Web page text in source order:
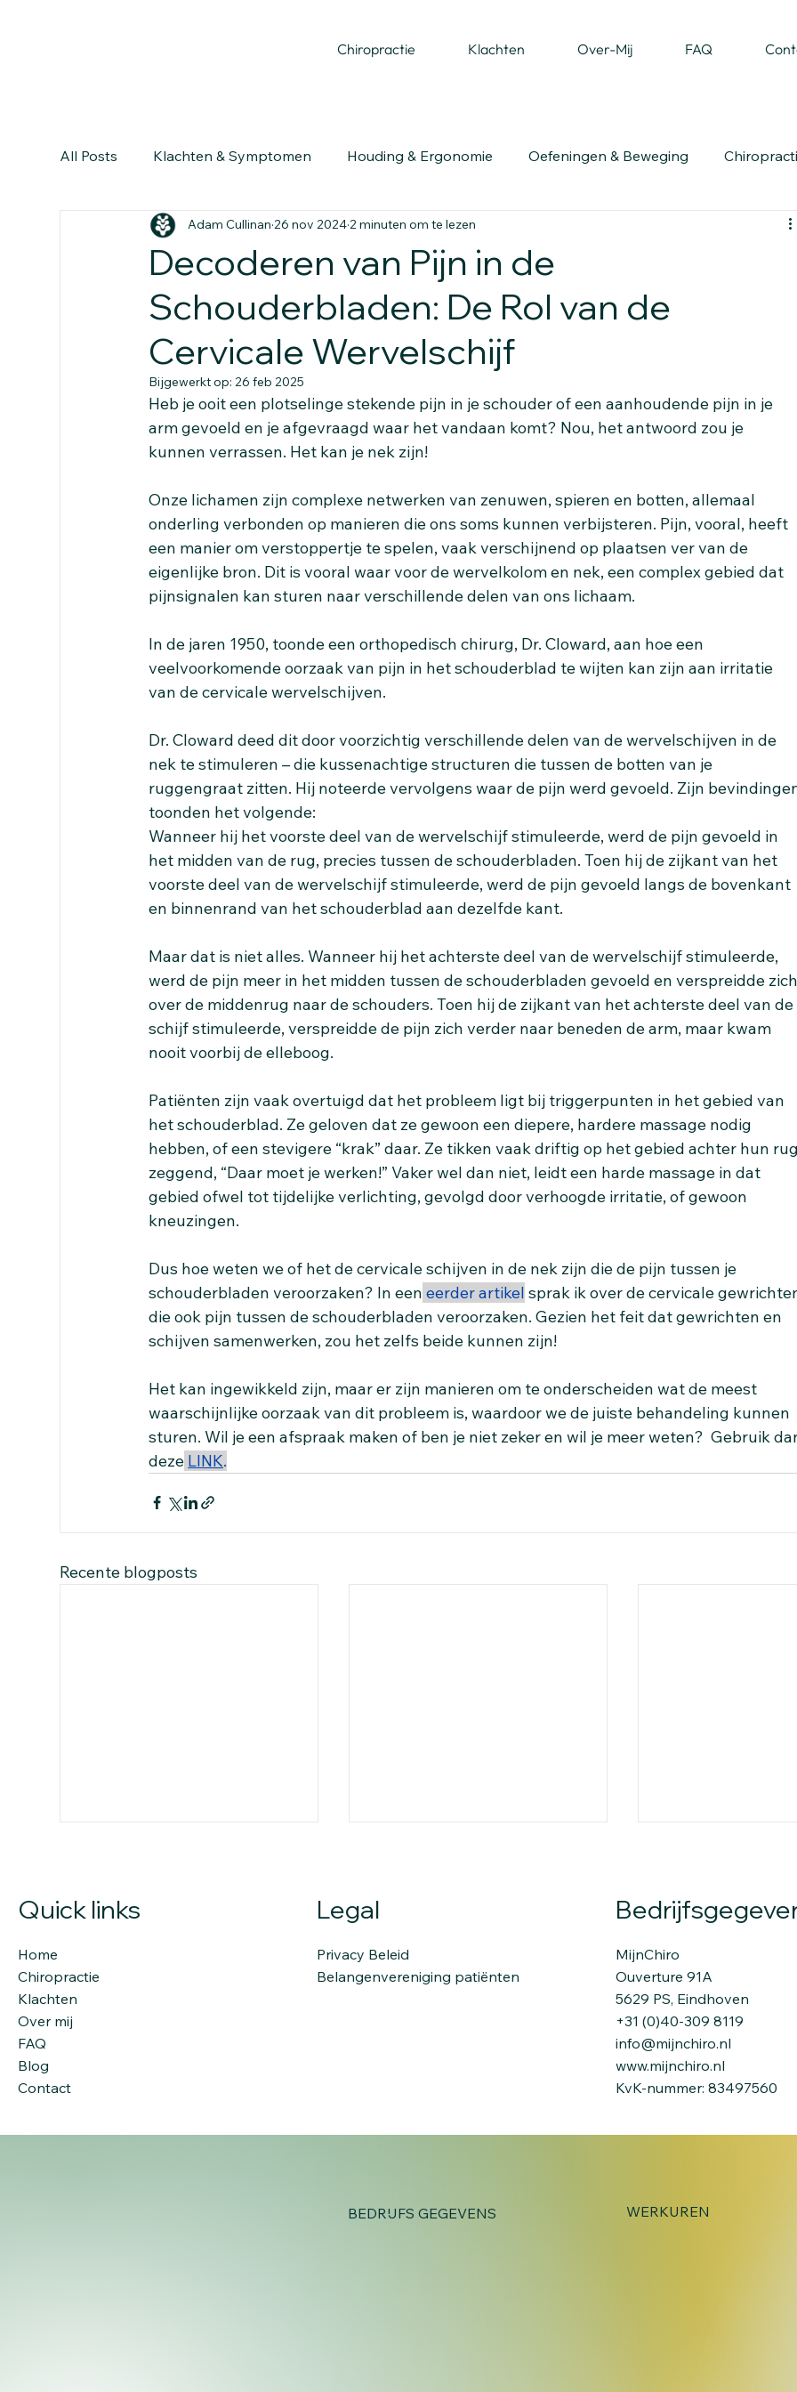
Chiropractie Klachten Over-Mij FAQ
All Posts Klachten & Symptomen Houding & Ergonomie Oefeningen & Beweging
Decoderen van Pijn in de
Schouderbladen: De Rol van de
Cervicale Wervelschijf
Adam Cullinan 26 nov 20242 minuten om te lezen
Bijgewerkt op: 26 feb 2025
Heb je ooit een plotselinge stekende pijn in je schouder of een aanhoudende pijn in je
arm gevoeld en je afgevraagd waar het vandaan komt? Nou, het antwoord zou je
kunnen verrassen. Het kan je nek zijn!
Onze lichamen zijn complexe netwerken van zenuwen, spieren en botten, allemaal
onderling verbonden op manieren die ons soms kunnen verbijsteren. Pijn, vooral, heeft
een manier om verstoppertje te spelen, vaak verschijnend op plaatsen ver van de
eigenlijke bron. Dit is vooral waar voor de wervelkolom en nek, een complex gebied dat
pijnsignalen kan sturen naar verschillende delen van ons lichaam.
In de jaren 1950, toonde een orthopedisch chirurg, Dr. Cloward, aan hoe een
veelvoorkomende oorzaak van pijn in het schouderblad te wijten kan zijn aan irritatie
van de cervicale wervelschijven.
Dr. Cloward deed dit door voorzichtig verschillende delen van de wervelschijven in de
nek te stimuleren – die kussenachtige structuren die tussen de botten van je
ruggengraat zitten. Hij noteerde vervolgens waar de pijn werd gevoeld. Zijn
toonden het volgende:
Wanneer hij het voorste deel van de wervelschijf stimuleerde, werd de pijn gevoeld in
het midden van de rug, precies tussen de schouderbladen. Toen hij de zijkant van het
voorste deel van de wervelschijf stimuleerde, werd de pijn gevoeld langs de bovenkant
en binnenrand van het schouderblad aan dezelfde kant.
Maar dat is niet alles. Wanneer hij het achterste deel van de wervelschijf stimuleerde,
werd de pijn meer in het midden tussen de schouderbladen gevoeld en verspreidde
over de middenrug naar de schouders. Toen hij de zijkant van het achterste deel van de
schijf stimuleerde, verspreidde de pijn zich verder naar beneden de arm, maar kwam
nooit voorbij de elleboog.
Patiënten zijn vaak overtuigd dat het probleem ligt bij triggerpunten in het gebied van
het schouderblad. Ze geloven dat ze gewoon een diepere, hardere massage nodig
hebben, of een stevigere “krak” daar. Ze tikken vaak driftig op het gebied achter hun
zeggend, “Daar moet je werken!” Vaker wel dan niet, leidt een harde massage in dat
gebied ofwel tot tijdelijke verlichting, gevolgd door verhoogde irritatie, of gewoon
kneuzingen.
Dus hoe weten we of het de cervicale schijven in de nek zijn die de pijn tussen je
schouderbladen veroorzaken? In een eerder artikel sprak ik over de cervicale
die ook pijn tussen de schouderbladen veroorzaken. Gezien het feit dat gewrichten en
schijven samenwerken, zou het zelfs beide kunnen zijn!
Het kan ingewikkeld zijn, maar er zijn manieren om te onderscheiden wat de meest
waarschijnlijke oorzaak van dit probleem is, waardoor we de juiste behandeling kunnen
sturen. Wil je een afspraak maken of ben je niet zeker en wil je meer weten?  Gebruik
deze LINK.
Recente blogposts
Wat Zijn
van Stekende
Onderrug?
Quick links
Home
Chiropractie
Klachten
Over mij
FAQ
Blog
Contact
Legal
Privacy Beleid
Belangenvereniging patiënten
MijnChiro
Ouverture 91A
5629 PS, Eindhoven
+31 (0)40-309 8119
info@mijnchiro.nl
www.mijnchiro.nl
KvK-nummer: 83497560
BEDRIJFS GEGEVENS WERKUREN